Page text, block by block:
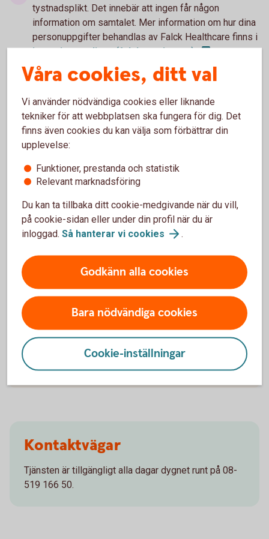
tystnadsplikt. Det innebär att ingen får någon
information om samtalet. Mer information om hur dina
personuppgifter behandlas av Falck Healthcare finns i
integritetspolicyn(falcksverige.se) .
Vanliga frågor och svar
Vad är samtalsstöd?
Hur fungerar samtalsstöd?
Kostar det något med samtalsstöd?
Kontaktvägar
Tjänsten är tillgängligt alla dagar dygnet runt på 08-
519 166 50.
Våra cookies, ditt val
Vi använder nödvändiga cookies eller liknande
tekniker för att webbplatsen ska fungera för dig. Det
finns även cookies du kan välja som förbättrar din
upplevelse:
Funktioner, prestanda och statistik
Relevant marknadsföring
Du kan ta tillbaka ditt cookie-medgivande när du vill,
på cookie-sidan eller under din profil när du är
inloggad. Så hanterar vi cookies .
Godkänn alla cookies
Bara nödvändiga cookies
Cookie-inställningar